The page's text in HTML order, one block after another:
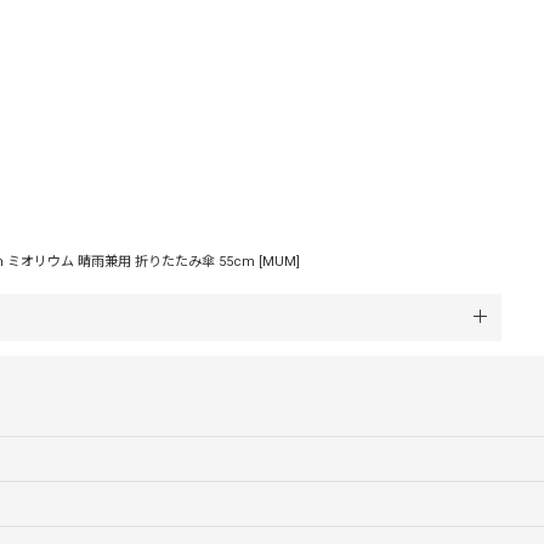
オリウム 晴雨兼用 折りたたみ傘 55cm [MUM]